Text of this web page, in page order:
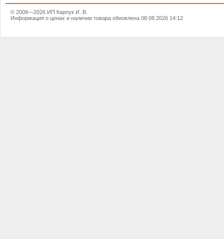
© 2008—2026 ИП Карпук И. В.
Информация о ценах и наличии товара обновлена 08.08.2026 14:12